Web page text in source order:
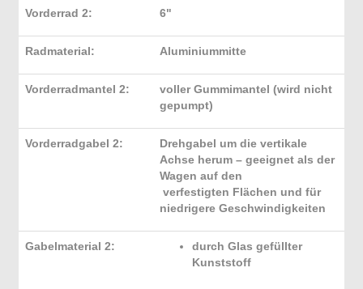
Vorderrad 2: 6"
Radmaterial: Aluminiummitte
Vorderradmantel 2:
voller Gummimantel (wird nicht
gepumpt)
Vorderradgabel 2:
Drehgabel um die vertikale
Achse herum – geeignet als der
Wagen auf den
verfestigten Flächen und für
niedrigere Geschwindigkeiten
Gabelmaterial 2:
durch Glas gefüllter
Kunststoff